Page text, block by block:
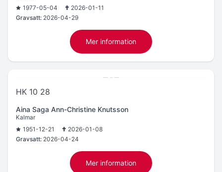
1977-05-04
2026-01-11
Gravsatt: 2026-04-29
Mer information
HK 10 28
Aina Saga Ann-Christine Knutsson
Kalmar
1951-12-21
2026-01-08
Gravsatt: 2026-04-24
Mer information